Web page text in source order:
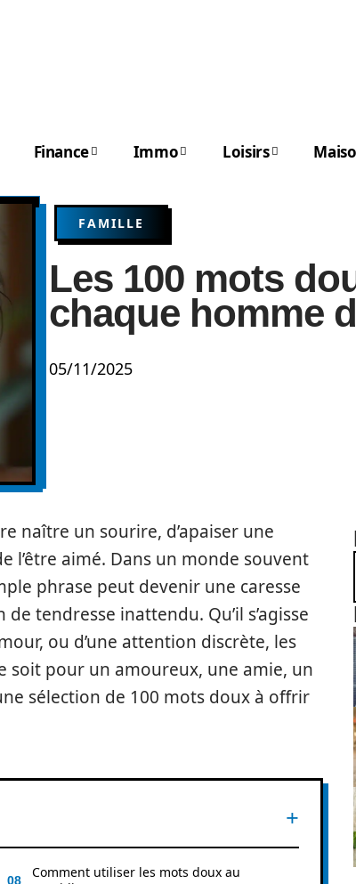
Finance Immo Loisirs
FAMILLE
Les 100 mots
chaque homme
05/11/2025
naître un sourire, d’apaiser une
l’être aimé. Dans un monde souvent
phrase peut devenir une caresse
tendresse inattendu. Qu’il s’agisse
ou d’une attention discrète, les
soit pour un amoureux, une amie, un
sélection de 100 mots doux à offrir
Comment utiliser les mots doux au